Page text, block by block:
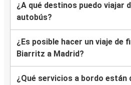
¿A qué destinos puedo viajar
autobús?
¿Es posible hacer un viaje de
Biarritz a Madrid?
¿Qué servicios a bordo están